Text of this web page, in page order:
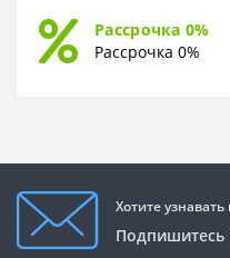
Рассрочка 0%
Рассрочка 0%
Хотите
Подпишитесь